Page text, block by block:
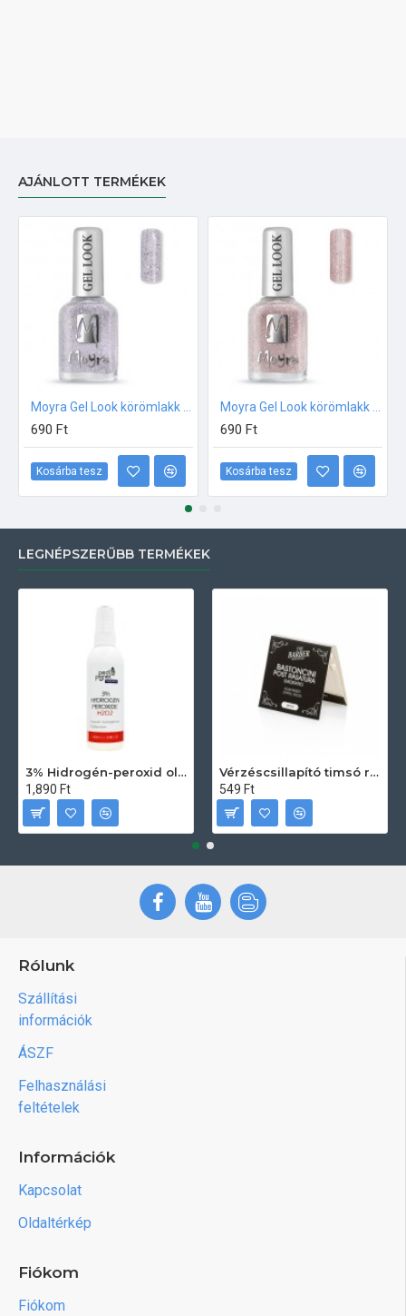
AJÁNLOTT TERMÉKEK
690 Ft
Kosárba tesz
690 Ft
Kosárba tesz
LEGNÉPSZERŰBB TERMÉKEK
3% Hidrogén-peroxid oldat (sebfertőtlenítő) 100ml
1,890 Ft
Vérzéscsillapító timsó rúd 20db
549 Ft
Rólunk
Szállítási
információk
ÁSZF
Felhasználási
feltételek
Információk
Kapcsolat
Oldaltérkép
Fiókom
Fiókom